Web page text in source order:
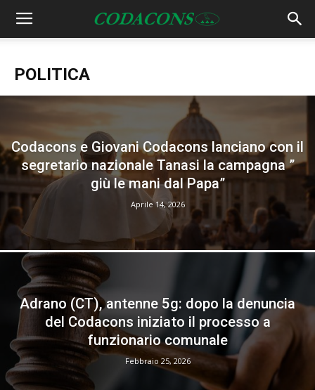
POLITICA
Codacons e Giovani Codacons lanciano con il
segretario nazionale Tanasi la campagna ”
giù le mani dal Papa”
Aprile 14, 2026
Adrano (CT), antenne 5g: dopo la denuncia
del Codacons iniziato il processo a
funzionario comunale
Febbraio 25, 2026